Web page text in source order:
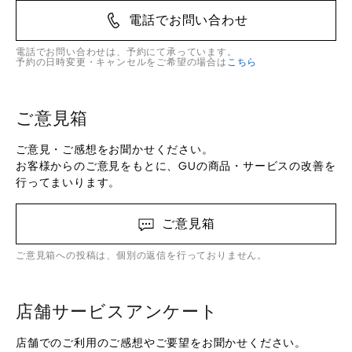
電話でお問い合わせ
電話でお問い合わせは、予約にて承っています。
予約の日時変更・キャンセルをご希望の場合は こちら
ご意見箱
ご意見・ご感想をお聞かせください。
お客様からのご意見をもとに、GUの商品・サービスの改善を
行ってまいります。
ご意見箱
ご意見箱への投稿は、個別の返信を行っておりません。
店舗サービスアンケート
店舗でのご利用のご感想やご要望をお聞かせください。